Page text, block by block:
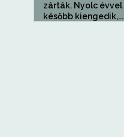
zárták. Nyolc évvel
később kiengedik,...